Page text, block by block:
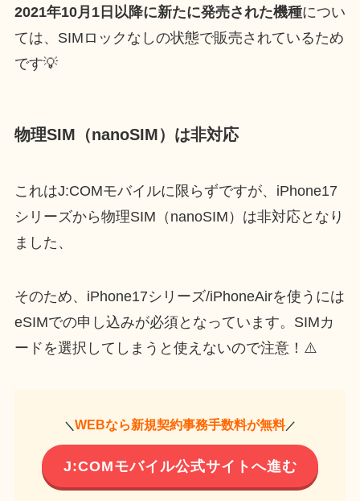
2021年10月1日以降に新たに発売された機種につい
ては、SIMロックなしの状態で販売されているため
です💡
物理SIM（nanoSIM）は非対応
これはJ:COMモバイルに限らずですが、iPhone17
シリーズから物理SIM（nanoSIM）は非対応となり
ました、
そのため、iPhone17シリーズ/iPhoneAirを使うには
eSIMでの申し込みが必須となっています。SIMカ
ードを選択してしまうと使えないので注意！⚠️
＼WEBなら新規契約事務手数料が無料／
J:COMモバイル公式サイトへ進む